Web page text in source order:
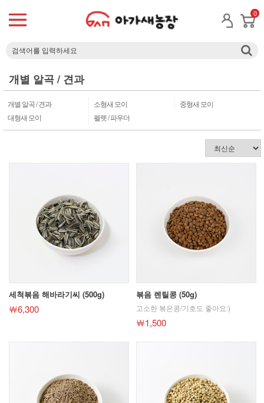
0
개별 알곡 / 견과
개별 알곡 / 견과 소형새 모이
중형새 모이
대형새 모이
펠렛 / 파우더
세척볶음 해바라기씨 (500g)
￦6,300
볶음 렌틸콩 (50g)
고소한 볶은콩/기호도 좋아요:)
￦1,500